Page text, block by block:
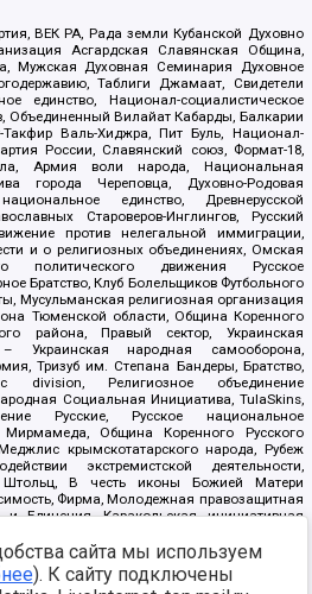
ВЕК РА, Рада земли Кубанской Духовно
Асгардская Славянская Община,
Мужская Духовная Семинария Духовное
Таблиги Джамаат, Свидетели
единство, Национал-социалистическое
Объединенный Вилайат Кабарды, Балкарии
Валь-Хиджра, Пит Буль, Национал-
России, Славянский союз, Формат-18,
Армия воли народа, Национальная
города Череповца, Духовно-Родовая
единство, Древнерусской
Староверов-Инглингов, Русский
против нелегальной иммиграции,
и о религиозных объединениях, Омская
политического движения Русское
Братство, Клуб Болельщиков Футбольного
Мусульманская религиозная организация
Тюменской области, Община Коренного
района, Правый сектор, Украинская
Украинская народная самооборона,
Тризуб им. Степана Бандеры, Братство,
division, Религиозное объединение
Социальная Инициатива, TulaSkins,
Русские, Русское национальное
Община Коренного Русского
крымскотатарского народа, Рубеж
экстремистской деятельности,
Штольц, В честь иконы Божией Матери
Фирма, Молодежная правозащитная
Единения, Каракольская инициативная
Ак Умут, Русская республика Русь,
Башкорт, Нация и свобода, W.H.С., Фалунь
клуб-Новокузнецк/РПК,
сайта мы используем
). К сайту подключены